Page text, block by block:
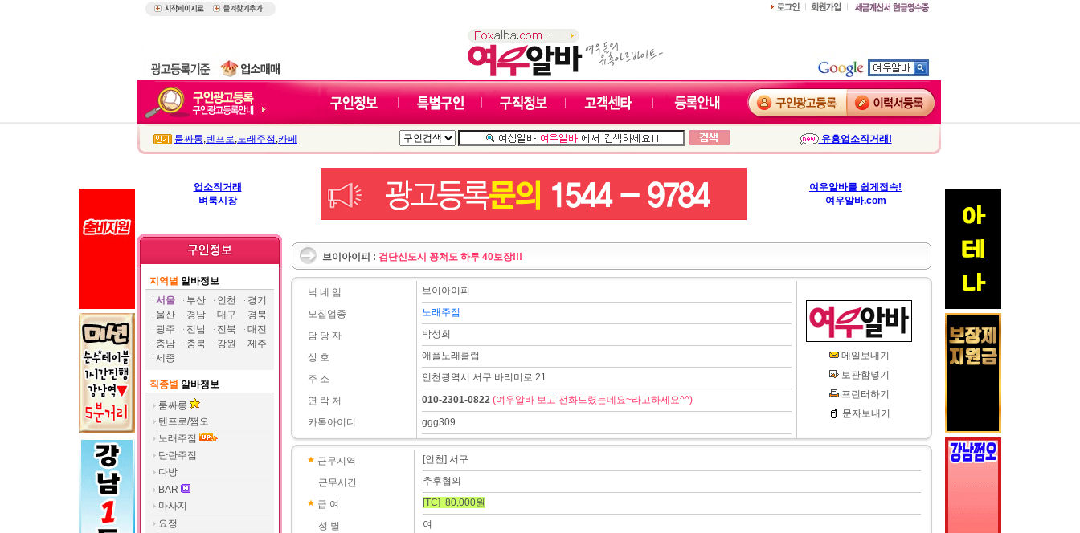
룸싸롱,텐프로,노래주점 ,카페 유흥업소직거래!
업소직거래
벼룩시장
여우알바를 쉽게접속!
여우알바.com
지역별 알바정보
서울
부산 인천
경기
울산
경남 대구
경북
광주
전남 전북
대전
충남
충북 강원
제주
세종
직종별 알바정보
룸싸롱
텐프로/쩜오
노래주점
단란주점
다방
BAR
마사지
요정
브이아이피 : 검단신도시 꽁쳐도 하루 40보장!!!
닉 네 임
모집업종
담 당 자
상 호
주 소
연 락 처
카톡아이디
브이아이피
노래주점
박성희
애플노래클럽
인천광역시 서구 바리미로 21
010-2301-0822 (여우알바 보고 전화드렸는데요~라고하세요^^)
ggg309
메일보내기
보관함넣기
프린터하기
문자보내기
근무지역
근무시간
급 여
성 별
[인천] 서구
추후협의
[TC] 80,000원
여